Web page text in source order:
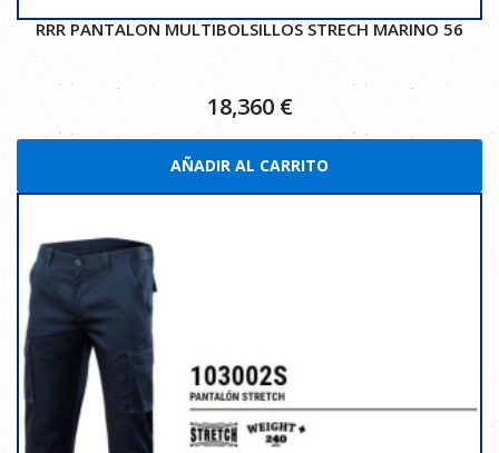
RRR PANTALON MULTIBOLSILLOS STRECH MARINO 56
18,360 €
AÑADIR AL CARRITO